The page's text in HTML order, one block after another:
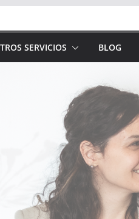
SERVICIOS BLOG